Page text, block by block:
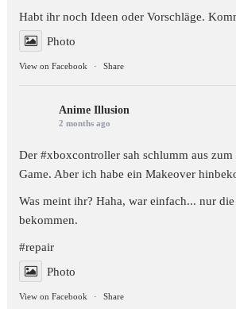
Habt ihr noch Ideen oder Vorschläge.
Photo
View on Facebook · Share
Anime Illusion
2 months ago
Der #xboxcontroller sah schlumm aus zum
Game. Aber ich habe ein Makeover
Was meint ihr? Haha, war einfach... nur
bekommen.
#repair
Photo
View on Facebook · Share